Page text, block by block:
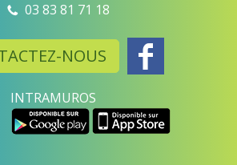
03 83 81 71 18
NOUS
INTRAMUROS